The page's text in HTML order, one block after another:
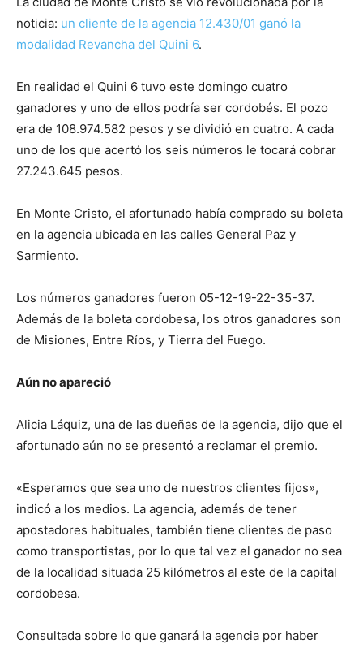
noticia: un cliente de la agencia 12.430/01 ganó la
modalidad Revancha del Quini 6.
En realidad el Quini 6 tuvo este domingo cuatro
ganadores y uno de ellos podría ser cordobés. El pozo
era de 108.974.582 pesos y se dividió en cuatro. A cada
uno de los que acertó los seis números le tocará cobrar
27.243.645 pesos.
En Monte Cristo, el afortunado había comprado su boleta
en la agencia ubicada en las calles General Paz y
Sarmiento.
Los números ganadores fueron 05-12-19-22-35-37.
Además de la boleta cordobesa, los otros ganadores son
de Misiones, Entre Ríos, y Tierra del Fuego.
Aún no apareció
Alicia Láquiz, una de las dueñas de la agencia, dijo que el
afortunado aún no se presentó a reclamar el premio.
«Esperamos que sea uno de nuestros clientes fijos»,
indicó a los medios. La agencia, además de tener
apostadores habituales, también tiene clientes de paso
como transportistas, por lo que tal vez el ganador no sea
de la localidad situada 25 kilómetros al este de la capital
cordobesa.
Consultada sobre lo que ganará la agencia por haber